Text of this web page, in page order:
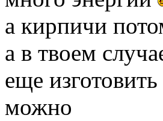
а кирпичи
а в твоем
еще
можно